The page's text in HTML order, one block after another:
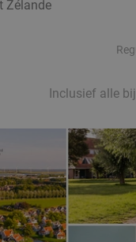
Zélande
Inclusief alle